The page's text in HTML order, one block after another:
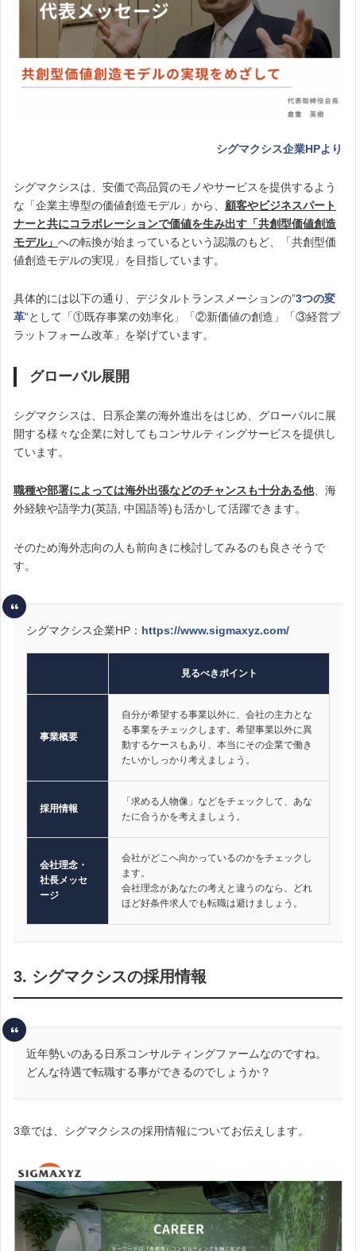
シグマクシス企業HPより
シグマクシスは、安価で高品質のモノやサービスを提供するよう
な「企業主導型の価値創造モデル」から、 顧客やビジネスパート
ナーと共にコラボレーションで価値を生み出す「共創型価値創造
モデル」 への転換が始まっているという認識のもど、「共創型価
値創造モデルの実現」を目指しています。
具体的には以下の通り、デジタルトランスメーションの”3つの変
革“として「①既存事業の効率化」「②新価値の創造」「③経営プ
ラットフォーム改革」を挙げています。
グローバル展開
シグマクシスは、日系企業の海外進出をはじめ、グローバルに展
開する様々な企業に対してもコンサルティングサービスを提供し
ています。
職種や部署によっては海外出張などのチャンスも十分ある他、海
外経験や語学力(英語, 中国語等)も活かして活躍できます。
そのため海外志向の人も前向きに検討してみるのも良さそうで
す。
シグマクシス企業HP： https://www.sigmaxyz.com/
見るべきポイント
事業概要
自分が希望する事業以外に、会社の主力とな
る事業をチェックします。希望事業以外に異
動するケースもあり、本当にその企業で働き
たいかしっかり考えましょう。
採用情報
「求める人物像」などをチェックして、あな
たに合うかを考えましょう。
会社理念・
社長メッセ
ージ
会社がどこへ向かっているのかをチェックし
ます。
会社理念があなたの考えと違うのなら、どれ
ほど好条件求人でも転職は避けましょう。
3. シグマクシスの採用情報
近年勢いのある日系コンサルティングファームなのですね。
どんな待遇で転職する事ができるのでしょうか？
3章では、シグマクシスの採用情報についてお伝えします。